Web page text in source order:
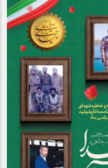
در شرکت پارس خودرو
در نمازخانه فاطمیه
گل کوچک جهان شرکت